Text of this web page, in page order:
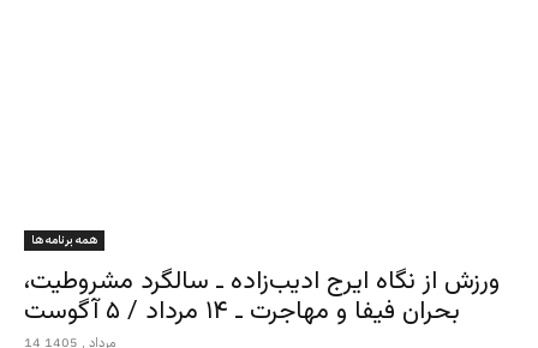
همه برنامه ها
ورزش از نگاه ایرج ادیب‌زاده ـ سالگرد مشروطیت،
بحران فیفا و مهاجرت ـ ۱۴ مرداد / ۵ آگوست
14 مرداد , 1405